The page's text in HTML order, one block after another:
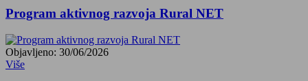
Program aktivnog razvoja Rural NET
Objavljeno: 30/06/2026
Više